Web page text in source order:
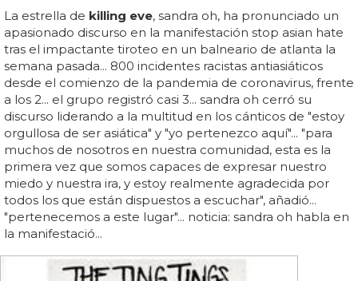
La estrella de killing eve, sandra oh, ha pronunciado un
apasionado discurso en la manifestación stop asian hate
tras el impactante tiroteo en un balneario de atlanta la
semana pasada... 800 incidentes racistas antiasiáticos
desde el comienzo de la pandemia de coronavirus, frente
a los 2... el grupo registró casi 3... sandra oh cerró su
discurso liderando a la multitud en los cánticos de "estoy
orgullosa de ser asiática" y "yo pertenezco aquí"... "para
muchos de nosotros en nuestra comunidad, esta es la
primera vez que somos capaces de expresar nuestro
miedo y nuestra ira, y estoy realmente agradecida por
todos los que están dispuestos a escuchar", añadió...
"pertenecemos a este lugar"... noticia: sandra oh habla en
la manifestació...